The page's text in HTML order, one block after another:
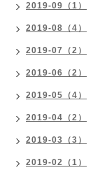
2019-09（1）
2019-08（4）
2019-07（2）
2019-06（2）
2019-05（4）
2019-04（2）
2019-03（3）
2019-02（1）